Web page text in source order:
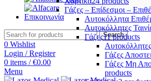
Επικοινωνία
Search
0 Wishlist
Login / Register
0 items / €0.00
Menu
Γάζες – Επίδεσμοι –
Αυτοκόλλητα
Αυτοκόλλητες
Γάζες11 products
Γάζες
Γάζες Μη
products